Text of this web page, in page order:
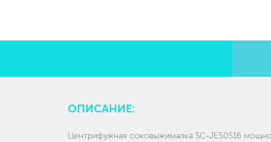
ОПИСАНИЕ:
Центрифужная соковыжималка SC-JE50S16